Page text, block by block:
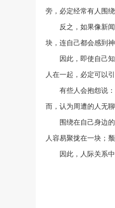
旁，必定经常有人围绕
反之，如果像新闻
块，连自己都会感到神
因此，即使自己知
人在一起，必定可以引
有些人会抱怨说："
而，认为周遭的人无
围绕在自己身边的
人容易聚拢在一块；
因此，人际关系中